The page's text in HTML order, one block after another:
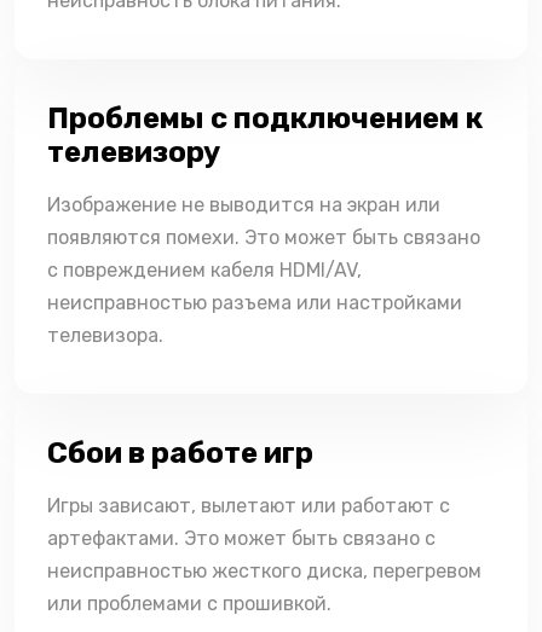
Проблемы с подключением к
телевизору
Изображение не выводится на экран или
появляются помехи. Это может быть связано
с повреждением кабеля HDMI/AV,
неисправностью разъема или настройками
телевизора.
Сбои в работе игр
Игры зависают, вылетают или работают с
артефактами. Это может быть связано с
неисправностью жесткого диска, перегревом
или проблемами с прошивкой.